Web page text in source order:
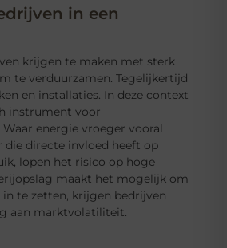
in een
krijgen te maken met sterk
te verduurzamen. Tegelijkertijd
en installaties. In deze context
instrument voor
energie vroeger vooral
die directe invloed heeft op
lopen het risico op hoge
maakt het mogelijk om
te zetten, krijgen bedrijven
aan marktvolatiliteit.